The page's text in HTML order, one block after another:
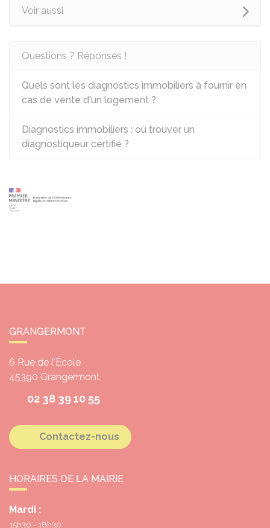
Voir aussi
Questions ? Réponses !
Quels sont les diagnostics immobiliers à fournir en
cas de vente d'un logement ?
Diagnostics immobiliers : où trouver un
diagnostiqueur certifié ?
GRANGERMONT
6 Rue de l'École
45390 Grangermont
02 38 39 10 55
Contactez-nous
HORAIRES DE LA MAIRIE
Mardi :
15h30 - 18h30